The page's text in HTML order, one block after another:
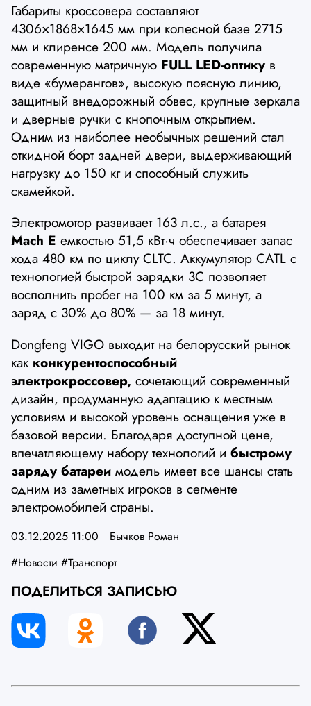
Габариты кроссовера составляют
4306×1868×1645 мм при колесной базе 2715
мм и клиренсе 200 мм. Модель получила
современную матричную FULL LED-оптику в
виде «бумерангов», высокую поясную линию,
защитный внедорожный обвес, крупные зеркала
и дверные ручки с кнопочным открытием.
Одним из наиболее необычных решений стал
откидной борт задней двери, выдерживающий
нагрузку до 150 кг и способный служить
скамейкой.
Электромотор развивает 163 л.с., а батарея
Mach E емкостью 51,5 кВт·ч обеспечивает запас
хода 480 км по циклу CLTC. Аккумулятор CATL с
технологией быстрой зарядки 3C позволяет
восполнить пробег на 100 км за 5 минут, а
заряд с 30% до 80% — за 18 минут.
Dongfeng VIGO выходит на белорусский рынок
как конкурентоспособный
электрокроссовер, сочетающий современный
дизайн, продуманную адаптацию к местным
условиям и высокой уровень оснащения уже в
базовой версии. Благодаря доступной цене,
впечатляющему набору технологий и быстрому
заряду батареи модель имеет все шансы стать
одним из заметных игроков в сегменте
электромобилей страны.
03.12.2025 11:00
Бычков Роман
#Новости #Транспорт
ПОДЕЛИТЬСЯ ЗАПИСЬЮ